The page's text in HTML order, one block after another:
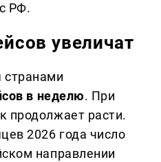
РФ.
увеличат
в неделю. При
продолжает расти.
2026 года число
направлении